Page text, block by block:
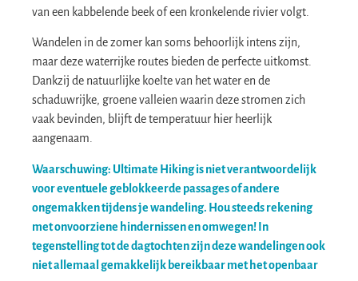
van een kabbelende beek of een kronkelende rivier volgt.
Wandelen in de zomer kan soms behoorlijk intens zijn,
maar deze waterrijke routes bieden de perfecte uitkomst.
Dankzij de natuurlijke koelte van het water en de
schaduwrijke, groene valleien waarin deze stromen zich
vaak bevinden, blijft de temperatuur hier heerlijk
aangenaam.
Waarschuwing: Ultimate Hiking is niet verantwoordelijk
voor eventuele geblokkeerde passages of andere
ongemakken tijdens je wandeling. Hou steeds rekening
met onvoorziene hindernissen en omwegen! In
tegenstelling tot dedagtochtenzijn deze wandelingen ook
niet allemaal gemakkelijk bereikbaar met het openbaar